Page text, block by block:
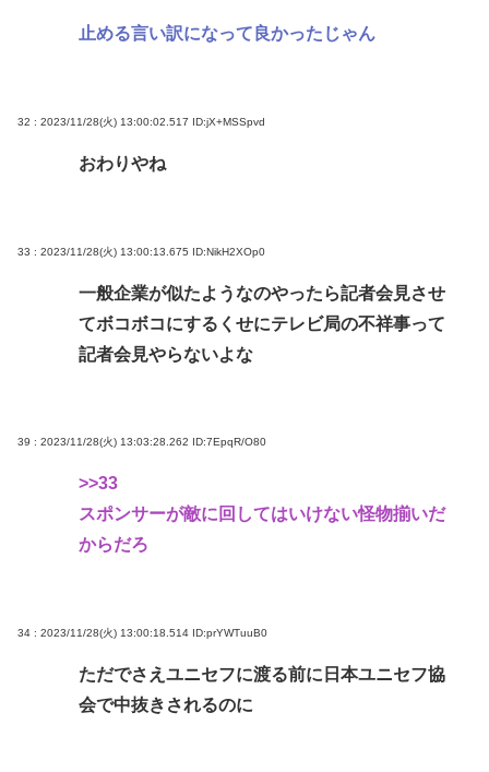
止める言い訳になって良かったじゃん
32 : 2023/11/28(火) 13:00:02.517 ID:jX+MSSpvd
おわりやね
33 : 2023/11/28(火) 13:00:13.675 ID:NikH2XOp0
一般企業が似たようなのやったら記者会見させ
てボコボコにするくせにテレビ局の不祥事って
記者会見やらないよな
39 : 2023/11/28(火) 13:03:28.262 ID:7EpqR/O80
>>33
スポンサーが敵に回してはいけない怪物揃いだ
からだろ
34 : 2023/11/28(火) 13:00:18.514 ID:prYWTuuB0
ただでさえユニセフに渡る前に日本ユニセフ協
会で中抜きされるのに